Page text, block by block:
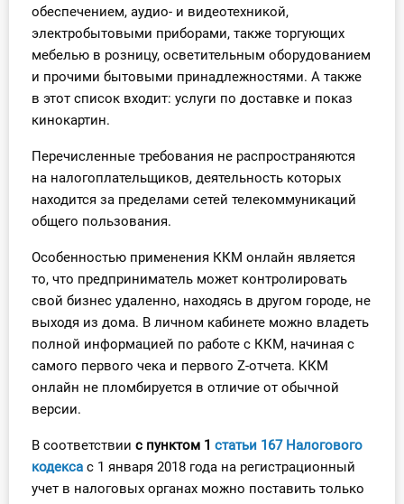
обеспечением, аудио- и видеотехникой,
электробытовыми приборами, также торгующих
мебелью в розницу, осветительным оборудованием
и прочими бытовыми принадлежностями. А также
в этот список входит: услуги по доставке и показ
кинокартин.
Перечисленные требования не распространяются
на налогоплательщиков, деятельность которых
находится за пределами сетей телекоммуникаций
общего пользования.
Особенностью применения ККМ онлайн является
то, что предприниматель может контролировать
свой бизнес удаленно, находясь в другом городе, не
выходя из дома. В личном кабинете можно владеть
полной информацией по работе с ККМ, начиная с
самого первого чека и первого Z-отчета. ККМ
онлайн не пломбируется в отличие от обычной
версии.
В соответствии с пунктом 1 статьи 167 Налогового
кодекса с 1 января 2018 года на регистрационный
учет в налоговых органах можно поставить только